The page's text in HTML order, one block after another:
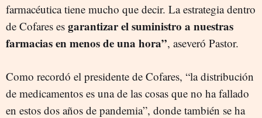
farmacéutica tiene mucho que decir. La estrategia dentro
de Cofares es garantizar el suministro a nuestras
farmacias en menos de una hora”, aseveró Pastor.
Como recordó el presidente de Cofares, “la distribución
de medicamentos es una de las cosas que no ha fallado
en estos dos años de pandemia”, donde también se ha